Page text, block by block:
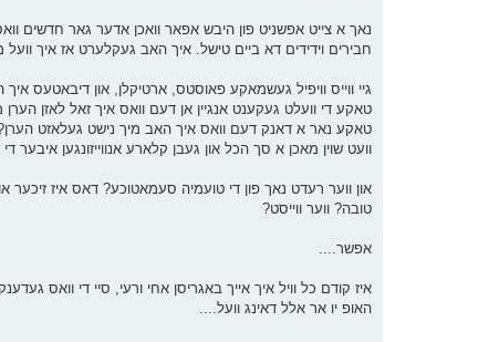
נאך א צייט אפשניט פון היבש אפאר וואכן אדער גאר חדשים
חבירים וידידים דא ביים טישל. איך האב געקלערט אז איך
גיי ווייס וויפיל געשמאקע פאוסטס, ארטיקלן, און דיבאטעס
טאקע די וועלט געקענט אנגיין אן דעם וואס איך זאל לאזן הערן
טאקע נאר א דאנק דעם וואס איך האב מיך נישט געלאזט הערן?
וועט שוין מאכן א סך הכל און געבן קלארע אנווייזונגען איבער
און ווער רעדט נאך פון די טועמיה סעמאטוכע? דאס איז זיכער
טובה? ווער ווייסט?
אפשר....
איז קודם כל וויל איך אייך באגריסן אחי ורעי, סיי די וואס
האופ יו אר אלל דאינג וועל....